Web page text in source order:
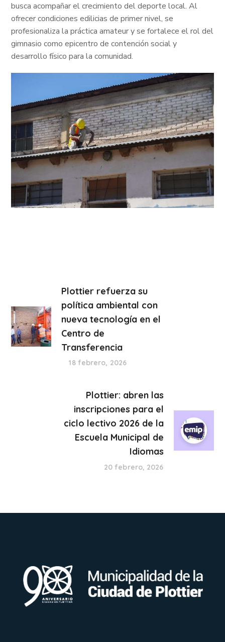
busca acompañar el crecimiento del deporte local. Al
ofrecer condiciones edilicias de primer nivel, se
profesionaliza la práctica amateur y se fortalece el rol del
gimnasio como epicentro de contención social y
desarrollo físico para la comunidad.
Plottier refuerza su
política ambiental con
nueva tecnología en el
Centro de
Transferencia
18 febrero, 2026
Plottier: abren las
inscripciones para el
ciclo lectivo 2026 de la
Escuela Municipal de
Idiomas
20 febrero, 2026